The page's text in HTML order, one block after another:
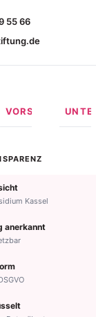
55 66
VORSORGEN
Im
Testament
Nachlassplanung
Zustiftung
Kind
absichern
Vorteile
Kassel
anerkannt